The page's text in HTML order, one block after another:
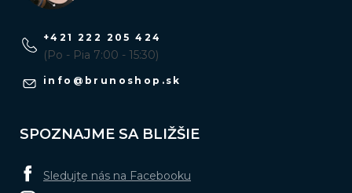
info @ brunoshop.sk
+421 222 205 424
(Po - Pia 7:00 - 15:30)
SPOZNAJME SA BLIŽŠIE
Sledujte nás na Facebooku